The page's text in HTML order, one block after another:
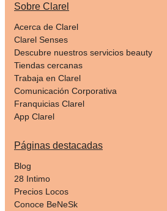
Sobre Clarel
Acerca de Clarel
Clarel Senses
Descubre nuestros servicios beauty
Tiendas cercanas
Trabaja en Clarel
Comunicación Corporativa
Franquicias Clarel
App Clarel
Páginas destacadas
Blog
28 Intimo
Precios Locos
Conoce BeNeSk